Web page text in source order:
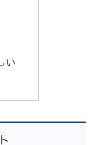
い